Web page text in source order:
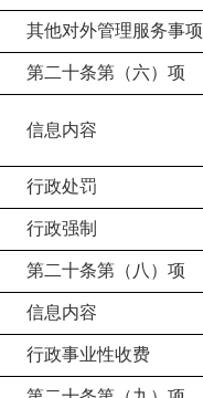
其他对外管理服务事项
第二十条第（六）项
信息内容
行政处罚
行政强制
第二十条第（八）项
信息内容
行政事业性收费